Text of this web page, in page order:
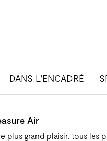
DANS L'ENCADRÉ
Air
plus grand plaisir, tous les